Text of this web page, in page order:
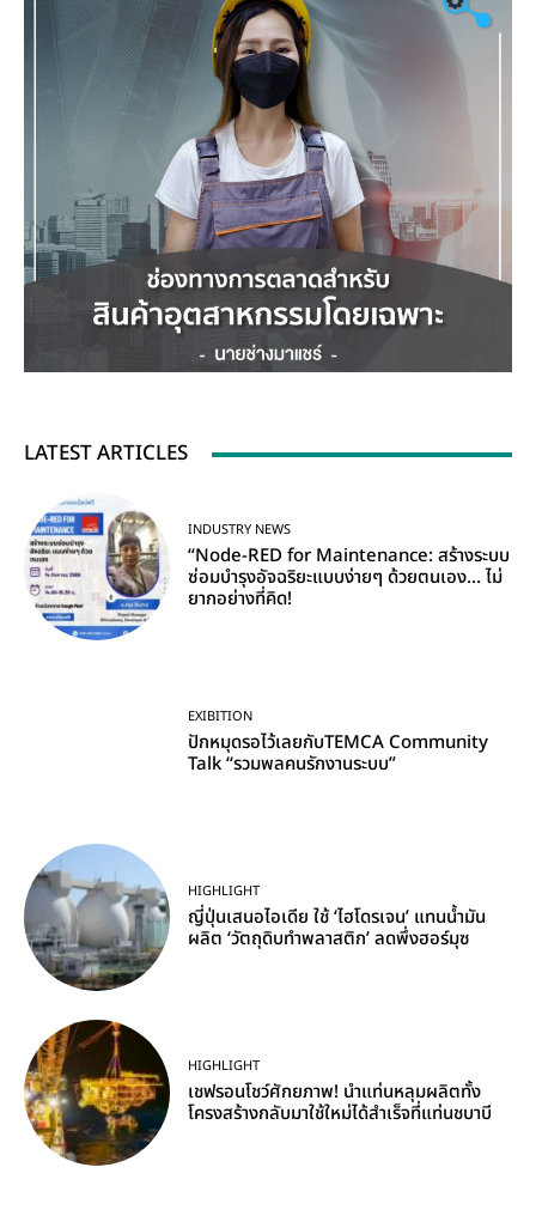
LATEST ARTICLES
INDUSTRY NEWS
“Node-RED for Maintenance: สร้างระบบ
ซ่อมบำรุงอัจฉริยะแบบง่ายๆ ด้วยตนเอง… ไม่
ยากอย่างที่คิด!
EXIBITION
ปักหมุดรอไว้เลยกับTEMCA Community
Talk “รวมพลคนรักงานระบบ”
HIGHLIGHT
ญี่ปุ่นเสนอไอเดีย ใช้ ‘ไฮโดรเจน’ แทนน้ำมัน
ผลิต ‘วัตถุดิบทำพลาสติก’ ลดพึ่งฮอร์มุซ
HIGHLIGHT
เชฟรอนโชว์ศักยภาพ! นำแท่นหลุมผลิตทั้ง
โครงสร้างกลับมาใช้ใหม่ได้สำเร็จที่แท่นชบาบี